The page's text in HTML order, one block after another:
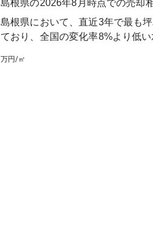
島根県の2026年8月時点での売却
島根県において、直近3年で最も
ており
全国の変化率8%より低
万円/㎡